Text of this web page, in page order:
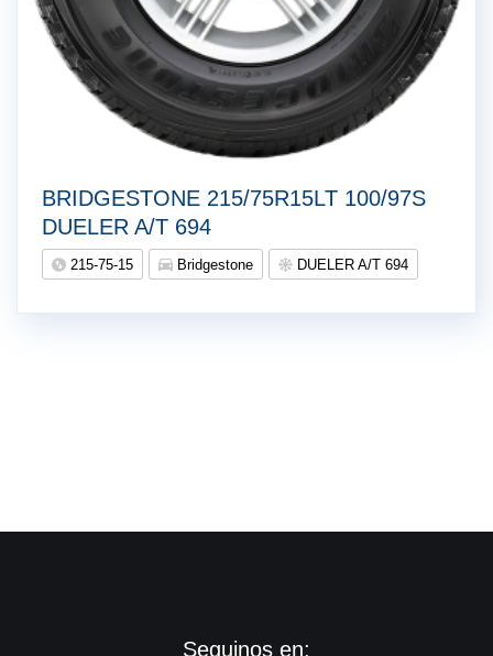
BRIDGESTONE 215/75R15LT 100/97S
DUELER A/T 694
215-75-15 Bridgestone DUELER A/T 694
Seguinos en: